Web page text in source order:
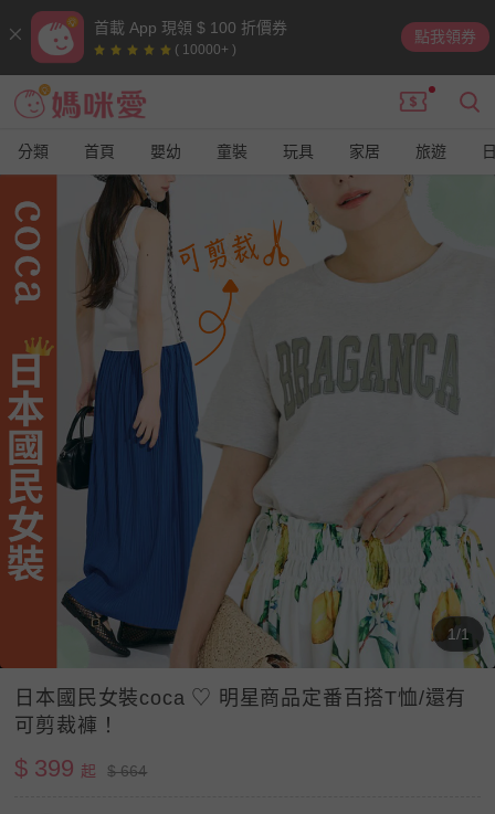
首載 App 現領 $ 100 折價券
( 10000+ )
點我領券
分類 首頁 嬰幼 童裝 玩具 家居 旅遊
1/1
日本國民女裝coca ♡ 明星商品定番百搭T恤/還有
可剪裁褲！
$ 399 起 $ 664